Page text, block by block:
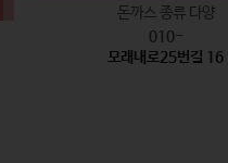
돈까스 종류 다양
010-
모래내로25번길 16